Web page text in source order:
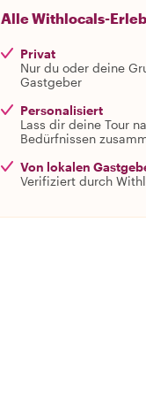
Alle Withlocals-
Privat
Nur du oder deine
Gastgeber
Personalisiert
Lass dir deine Tour
Bedürfnissen
Von lokalen
Verifiziert durch